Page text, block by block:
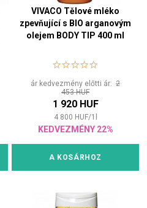
VIVACO Tělové mléko
zpevňující s BIO arganovým
olejem BODY TIP 400 ml
ár kedvezmény előtti ár: 2
453 HUF
1 920 HUF
4 800 HUF/1
KEDVEZMÉNY 22%
A KOSÁRHOZ